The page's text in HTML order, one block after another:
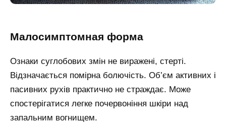
Малосимптомная форма
Ознаки суглобових змін не виражені, стерті.
Відзначається помірна болючість. Об’єм активних і
пасивних рухів практично не страждає. Може
спостерігатися легке почервоніння шкіри над
запальним вогнищем.